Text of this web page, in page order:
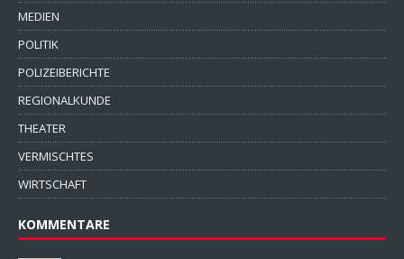
MEDIEN
POLITIK
POLIZEIBERICHTE
REGIONALKUNDE
THEATER
VERMISCHTES
WIRTSCHAFT
KOMMENTARE